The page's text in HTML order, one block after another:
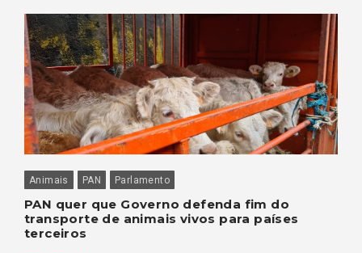
Animais PAN Parlamento
PAN quer que Governo defenda fim do
transporte de animais vivos para países
terceiros